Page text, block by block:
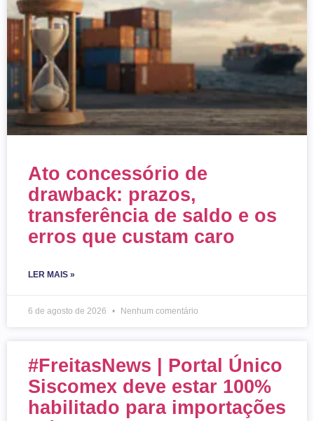
Ato concessório de
drawback: prazos,
transferência de saldo e os
erros que custam caro
LER MAIS »
6 de agosto de 2026 Nenhum comentário
#FreitasNews | Portal Único
Siscomex deve estar 100%
habilitado para importações